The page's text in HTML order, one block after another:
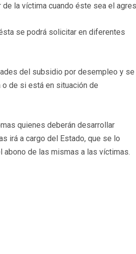
la víctima cuando éste sea el
se podrá solicitar en diferentes
del subsidio por desempleo y se
de si está en situación de
quienes deberán desarrollar
irá a cargo del Estado, que se lo
abono de las mismas a las víctimas.